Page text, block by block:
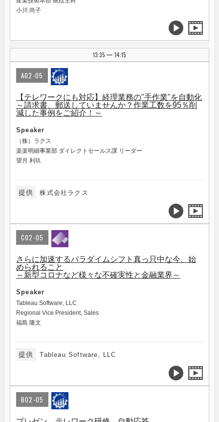
小川 尚子
13:35 | 14:15
A02-05
【テレワークにも対応】経理業務の"手作業"を自動化
～請求書、郵送していませんか？作業工数を95％削
減した事例をご紹介！～
Speaker
（株）ラクス
楽楽明細事業部 ダイレクトセールス課 リーダー
望月 利玖
提供 株式会社ラクス
C02-05
さらに加速するパラダイムシフト真っ只中な今、始
められること
～新型コロナなど様々な不確実性と金融業界～
Speaker
Tableau Software, LLC
Regional Vice President, Sales
福島 隆文
提供 Tableau Software, LLC
B02-05